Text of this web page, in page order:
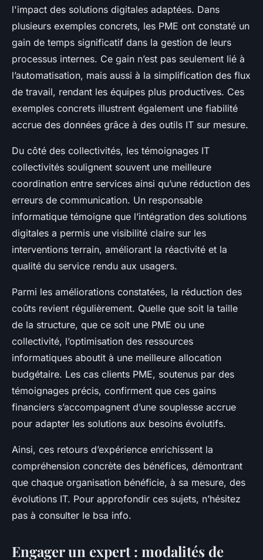
l'impact des solutions digitales adaptées. Dans
plusieurs exemples concrets, les PME ont constaté un
gain de temps significatif dans la gestion de leurs
processus internes. Ce gain n’est pas seulement lié à
l’automatisation, mais aussi à la simplification des flux
de travail, rendant les équipes plus productives. Ces
exemples concrets illustrent également une fiabilité
accrue des données grâce à des outils IT sur mesure.
Du côté des collectivités, les témoignages IT
collectivités soulignent souvent une meilleure
coordination entre services ainsi qu’une réduction des
erreurs de communication. Un responsable
informatique témoigne que l’intégration des solutions
digitales a permis une visibilité claire sur les
interventions terrain, améliorant la réactivité et la
qualité du service rendu aux usagers.
Parmi les améliorations constatées, la réduction des
coûts revient régulièrement. Quelle que soit la taille
de la structure, que ce soit une PME ou une
collectivité, l’optimisation des ressources
informatiques aboutit à une meilleure allocation
budgétaire. Les cas clients PME, soutenus par des
témoignages précis, confirment que ces gains
financiers s’accompagnent d’une souplesse accrue
pour adapter les solutions aux besoins évolutifs.
Ainsi, ces retours d’expérience enrichissent la
compréhension concrète des bénéfices, démontrant
que chaque organisation bénéficie, à sa mesure, des
évolutions IT. Pour approfondir ces sujets, n’hésitez
pas à consulter le bsa info.
Engager un expert : modalités de